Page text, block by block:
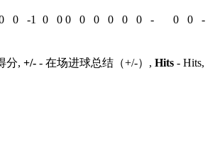
0 -1 0 0 0 0 0 0 0 0 - 0 0 -
分, +/- - 在场进球总结（+/-）, Hits - Hits,